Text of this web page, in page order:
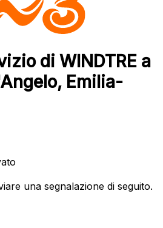
di WINDTRE a
Emilia-
una segnalazione di seguito.